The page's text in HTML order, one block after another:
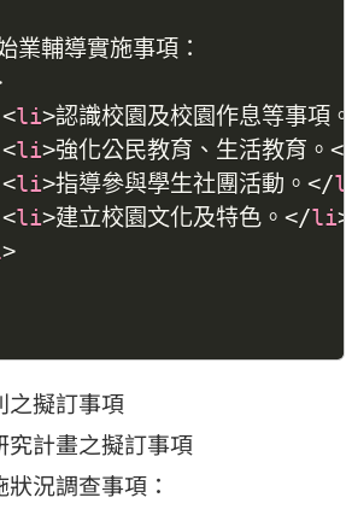
業輔導實施事項：
<li>認識校園及校園作息等事項
<li>強化公民教育、生活教育。
<li>指導參與學生社團活動。</
<li>建立校園文化及特色。</li>
>
之擬訂事項
究計畫之擬訂事項
況調查事項：